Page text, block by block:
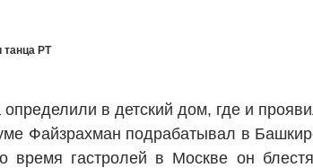
танца РТ
в детский дом, где и
Файзрахман подрабатывал в
время гастролей в Москве он